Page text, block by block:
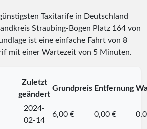
Taxitarife in Deutschland
Straubing-Bogen Platz 164 von
ist eine einfache Fahrt von 8
mit einer Wartezeit von 5 Minuten.
Zuletzt
geändert
Grundpreis Entfernung
2024-
02-14
6,00 € 0,00 €